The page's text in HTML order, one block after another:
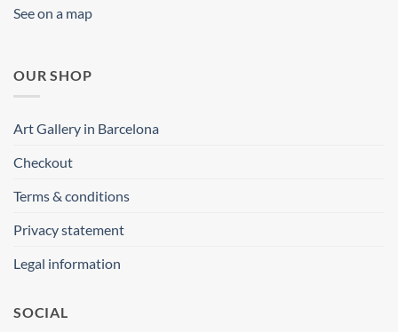
See on a map
OUR SHOP
Art Gallery in Barcelona
Checkout
Terms & conditions
Privacy statement
Legal information
SOCIAL